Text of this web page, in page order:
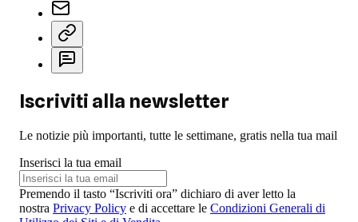
Iscriviti alla newsletter
Le notizie più importanti, tutte le settimane, gratis nella tua mail
Inserisci la tua email
Premendo il tasto “Iscriviti ora” dichiaro di aver letto la
nostra Privacy Policy e di accettare le Condizioni Generali di